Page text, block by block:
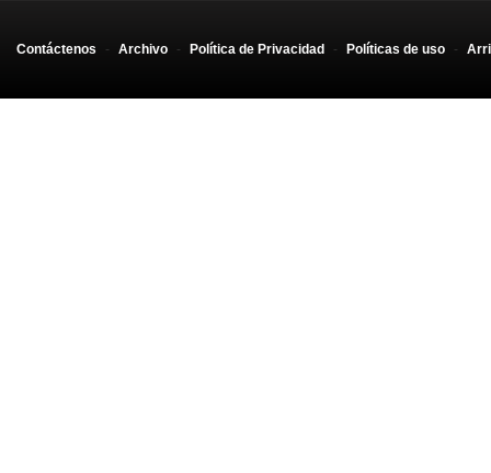
Contáctenos - Archivo - Política de Privacidad - Políticas de uso -